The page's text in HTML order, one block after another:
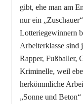
gibt, ehe man am
nur ein
Lotteriegewinnern
Arbeiterklasse sind
Rapper, Fußballer,
Kriminelle, weil
herkömmliche
„Sonne und